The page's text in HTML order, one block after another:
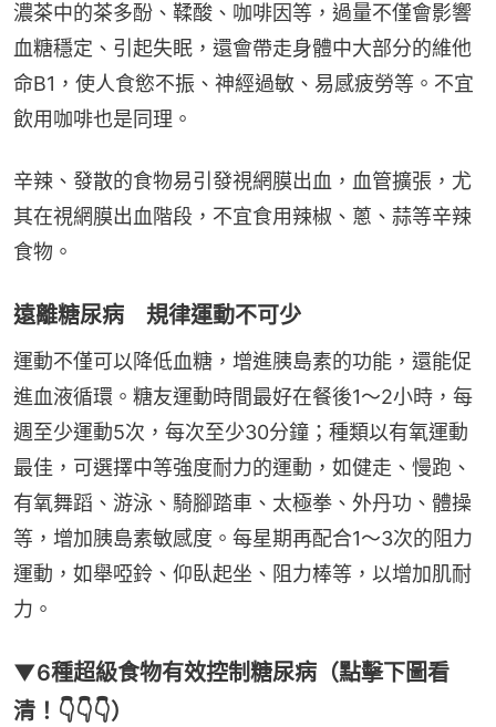
濃茶中的茶多酚、鞣酸、咖啡因等，過量不僅會影響
血糖穩定、引起失眠，還會帶走身體中大部分的維他
命B1，使人食慾不振、神經過敏、易感疲勞等。不宜
飲用咖啡也是同理。
辛辣、發散的食物易引發視網膜出血，血管擴張，尤
其在視網膜出血階段，不宜食用辣椒、蔥、蒜等辛辣
食物。
遠離糖尿病 規律運動不可少
運動不僅可以降低血糖，增進胰島素的功能，還能促
進血液循環。糖友運動時間最好在餐後1～2小時，每
週至少運動5次，每次至少30分鐘；種類以有氧運動
最佳，可選擇中等強度耐力的運動，如健走、慢跑、
有氧舞蹈、游泳、騎腳踏車、太極拳、外丹功、體操
等，增加胰島素敏感度。每星期再配合1～3次的阻力
運動，如舉啞鈴、仰臥起坐、阻力棒等，以增加肌耐
力。
▼6種超級食物有效控制糖尿病（點擊下圖看
清！👇👇👇）